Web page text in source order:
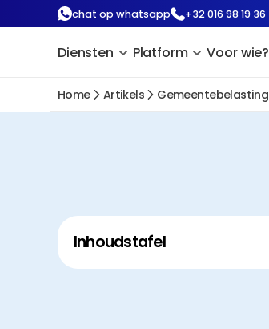
chat op whatsapp +32 016 98 19 36
Diensten Platform Voor wie?
Home Artikels Gemeentebelasting
Inhoudstafel